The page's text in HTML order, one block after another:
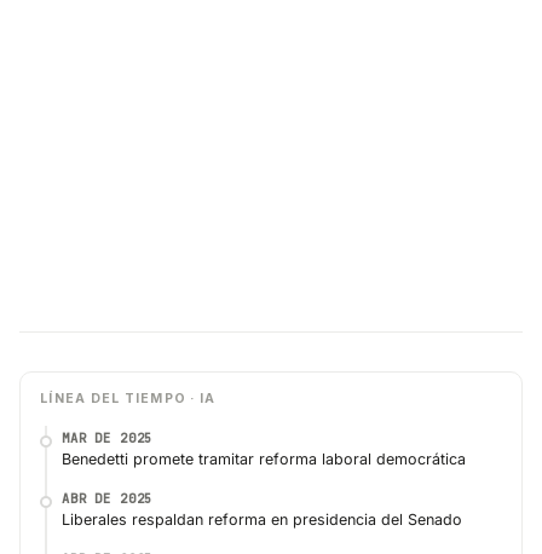
LÍNEA DEL TIEMPO · IA
MAR DE 2025
Benedetti promete tramitar reforma laboral democrática
ABR DE 2025
Liberales respaldan reforma en presidencia del Senado